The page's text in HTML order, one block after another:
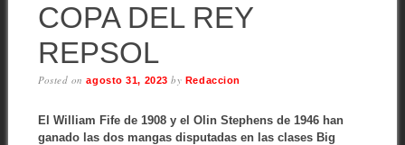
COPA DEL REY
REPSOL
Posted onagosto 31, 2023 by Redaccion
El William Fife de 1908 y el Olin Stephens de 1946 han
ganado las dos mangas disputadas en las clases Big